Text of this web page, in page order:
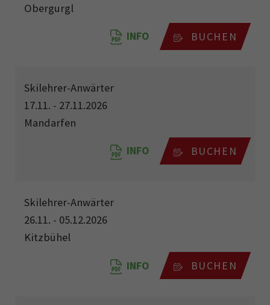
Obergurgl
INFO BUCHEN
Skilehrer-Anwärter
17.11. - 27.11.2026
Mandarfen
INFO BUCHEN
Skilehrer-Anwärter
26.11. - 05.12.2026
Kitzbühel
INFO BUCHEN